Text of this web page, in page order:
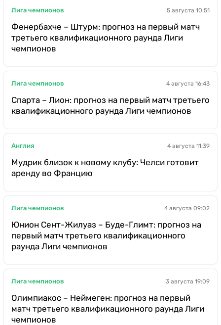
Лига чемпионов 5 августа 10:51
Фенербахче – Штурм: прогноз на первый матч
третьего квалификационного раунда Лиги
чемпионов
Лига чемпионов 4 августа 16:43
Спарта – Лион: прогноз на первый матч третьего
квалификационного раунда Лиги чемпионов
Англия 4 августа 11:39
Мудрик близок к новому клубу: Челси готовит
аренду во Францию
Лига чемпионов 4 августа 09:02
Юнион Сент-Жилуаз – Буде-Глимт: прогноз на
первый матч третьего квалификационного
раунда Лиги чемпионов
Лига чемпионов 3 августа 19:09
Олимпиакос – Неймеген: прогноз на первый
матч третьего квалификационного раунда Лиги
чемпионов